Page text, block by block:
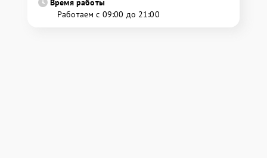
Работаем с 09:00 до 21:00